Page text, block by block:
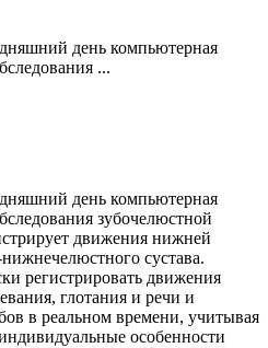
день компьютерная
...
день компьютерная
зубочелюстной
движения нижней
сустава.
регистрировать движения
глотания и речи и
в реальном времени, учитывая
особенности